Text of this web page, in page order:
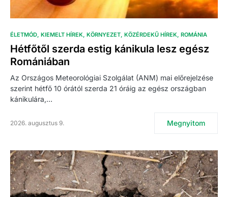
ÉLETMÓD KIEMELT HÍREK KÖRNYEZET KÖZÉRDEKŰ HÍREK ROMÁNIA
Hétfőtől szerda estig kánikula lesz egész
Romániában
Az Országos Meteorológiai Szolgálat (ANM) mai előrejelzése
szerint hétfő 10 órától szerda 21 óráig az egész országban
kánikulára,…
2026. augusztus 9. Megnyitom